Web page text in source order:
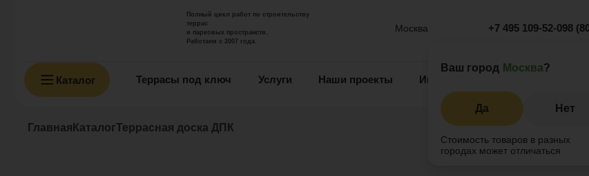
Полный цикл работ по строительству
террас
и парковых пространств.
Работаем с 2007 года.
Москва
Ваш город Москва?
Да Нет
Стоимость товаров в разных
городах может отличаться
+7 495 109-52-098
Каталог Террасы под ключ Услуги Наши проекты Информация
Главная КаталогТеррасная доска ДПК